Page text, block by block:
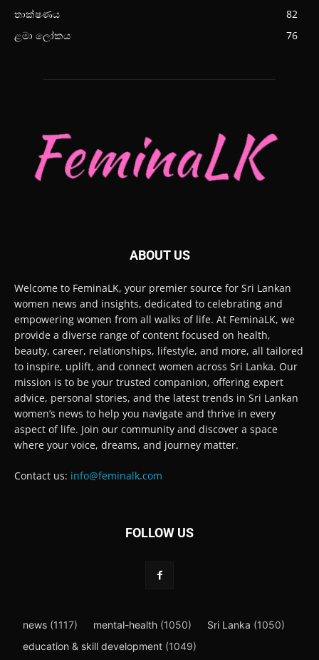
තාක්ෂණය
82
ළමා ලෝකය
76
ABOUT US
Welcome to FeminaLK, your premier source for Sri Lankan
women news and insights, dedicated to celebrating and
empowering women from all walks of life. At FeminaLK, we
provide a diverse range of content focused on health,
beauty, career, relationships, lifestyle, and more, all tailored
to inspire, uplift, and connect women across Sri Lanka. Our
mission is to be your trusted companion, offering expert
advice, personal stories, and the latest trends in Sri Lankan
women’s news to help you navigate and thrive in every
aspect of life. Join our community and discover a space
where your voice, dreams, and journey matter.
Contact us: info@feminalk.com
FOLLOW US
news (1117) mental-health (1050) Sri Lanka (1050)
education & skill development (1049)